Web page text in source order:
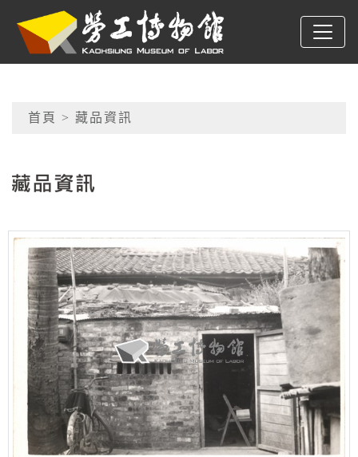
跳到主要內容
高雄市勞工博物館
網頁導覽
首頁 > 藏品資訊